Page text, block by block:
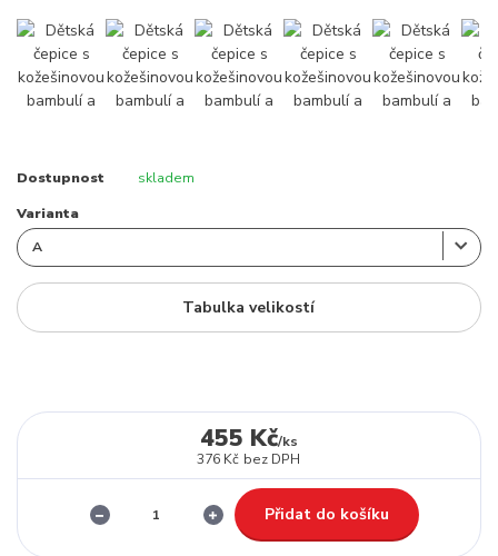
Dostupnost skladem
Varianta
Tabulka velikostí
455 Kč/ks
376 Kč bez DPH
Přidat do košíku